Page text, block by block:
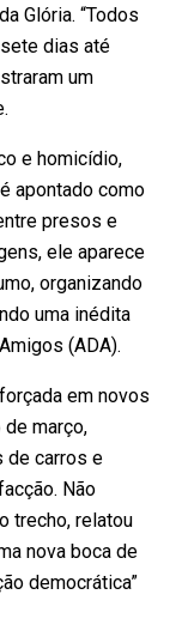
Glória. “Todos
dias até
um
e homicídio,
apontado como
presos e
ele aparece
organizando
uma inédita
(ADA).
em novos
março,
de carros e
Não
trecho, relatou
nova boca de
democrática”